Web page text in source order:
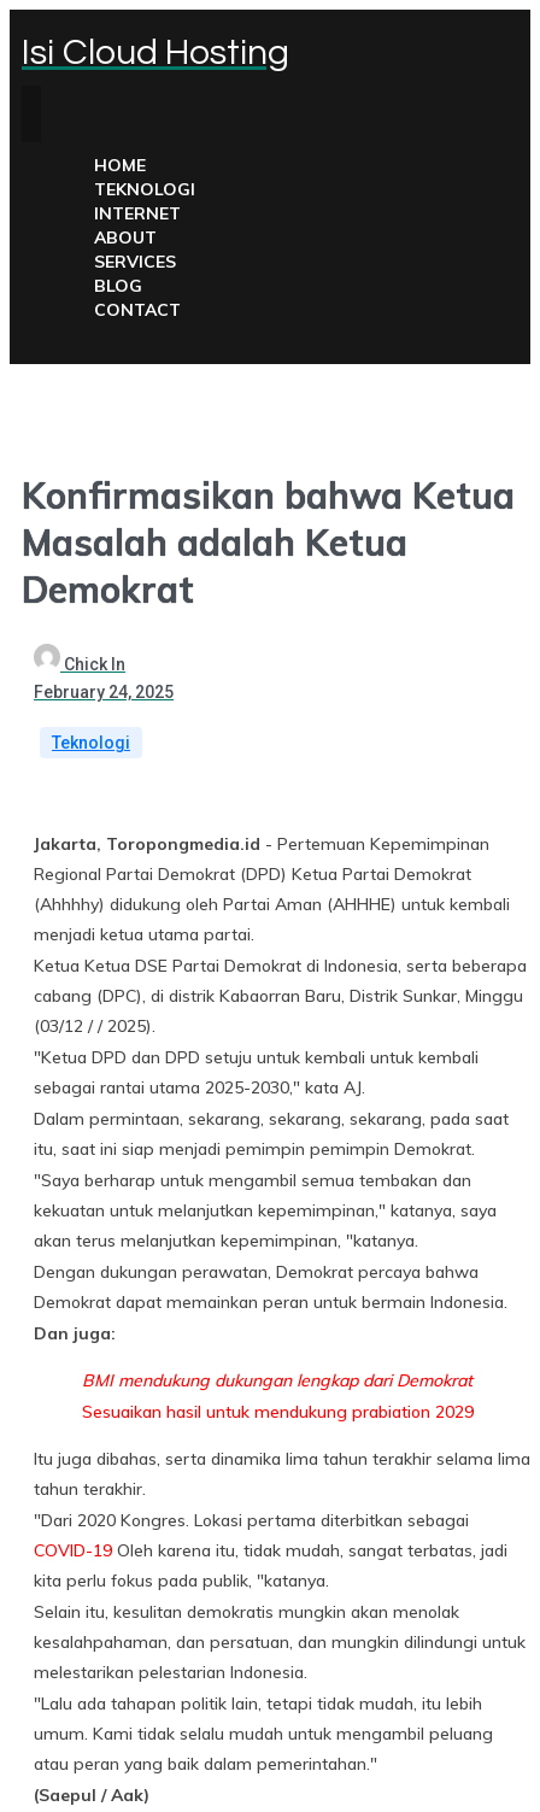
Isi Cloud Hosting
HOME
TEKNOLOGI
INTERNET
ABOUT
SERVICES
BLOG
CONTACT
Konfirmasikan bahwa Ketua
Masalah adalah Ketua
Demokrat
Chick In
February 24, 2025
Teknologi
Jakarta, Toropongmedia.id - Pertemuan Kepemimpinan
Regional Partai Demokrat (DPD) Ketua Partai Demokrat
(Ahhhhy) didukung oleh Partai Aman (AHHHE) untuk kembali
menjadi ketua utama partai.
Ketua Ketua DSE Partai Demokrat di Indonesia, serta beberapa
cabang (DPC), di distrik Kabaorran Baru, Distrik Sunkar, Minggu
(03/12 / / 2025).
"Ketua DPD dan DPD setuju untuk kembali untuk kembali
sebagai rantai utama 2025-2030," kata AJ.
Dalam permintaan, sekarang, sekarang, sekarang, pada saat
itu, saat ini siap menjadi pemimpin pemimpin Demokrat.
"Saya berharap untuk mengambil semua tembakan dan
kekuatan untuk melanjutkan kepemimpinan," katanya, saya
akan terus melanjutkan kepemimpinan, "katanya.
Dengan dukungan perawatan, Demokrat percaya bahwa
Demokrat dapat memainkan peran untuk bermain Indonesia.
Dan juga:
BMI mendukung dukungan lengkap dari Demokrat
Sesuaikan hasil untuk mendukung prabiation 2029
Itu juga dibahas, serta dinamika lima tahun terakhir selama lima
tahun terakhir.
"Dari 2020 Kongres. Lokasi pertama diterbitkan sebagai
COVID-19 Oleh karena itu, tidak mudah, sangat terbatas, jadi
kita perlu fokus pada publik, "katanya.
Selain itu, kesulitan demokratis mungkin akan menolak
kesalahpahaman, dan persatuan, dan mungkin dilindungi untuk
melestarikan pelestarian Indonesia.
"Lalu ada tahapan politik lain, tetapi tidak mudah, itu lebih
umum. Kami tidak selalu mudah untuk mengambil peluang
atau peran yang baik dalam pemerintahan."
(Saepul / Aak)